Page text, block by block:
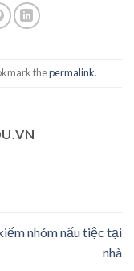
thepermalink.
nhóm nấu tiệc tại
nhà